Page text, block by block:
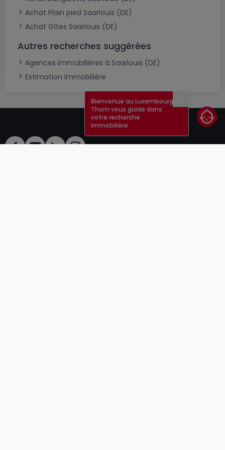
Achat Plain pied Saarlouis (DE)
Achat Gîtes Saarlouis (DE)
Autres recherches suggérées
Agences immobilières à Saarlouis (DE)
Estimation immobilière
Fermer
Bienvenue au Luxembourg !
Thom vous guide dans
votre recherche
immobilière.